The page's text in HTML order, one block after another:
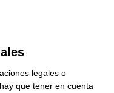
legales o
que tener en cuenta